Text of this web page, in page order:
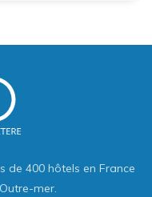
de 400 hôtels en France
mer.